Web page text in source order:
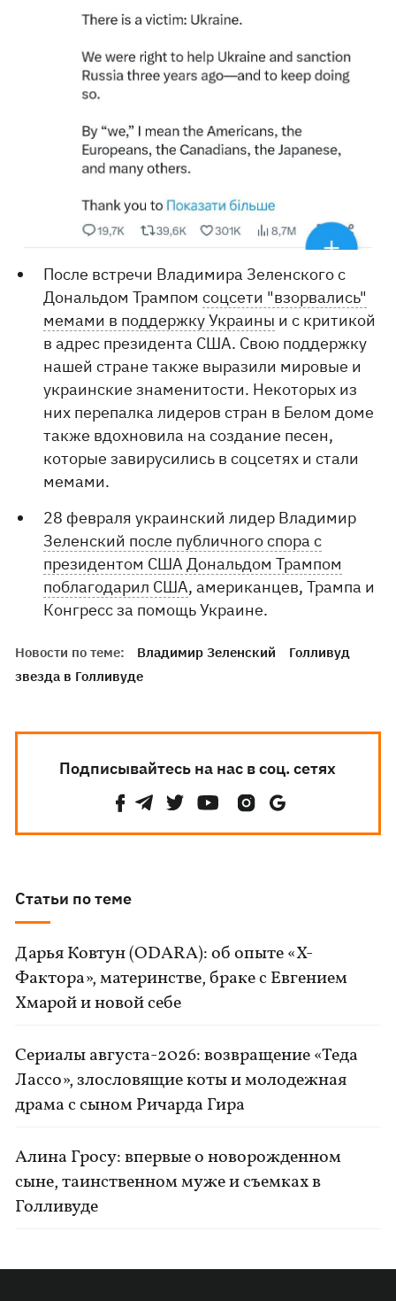
После встречи Владимира Зеленского с
Дональдом Трампомсоцсети "взорвались"
мемами в поддержку Украины и с критикой
в адрес президента США. Свою поддержку
нашей стране также выразили мировые и
украинские знаменитости. Некоторых из
них перепалка лидеров стран в Белом доме
также вдохновила на создание песен,
которые завирусились в соцсетях и стали
мемами.
28 февраля украинский лидер Владимир
Зеленский после публичного спора с
президентом США Дональдом Трампом
поблагодарил США, американцев, Трампа и
Конгресс за помощь Украине.
Новости по теме: Владимир Зеленский
Голливуд
звезда в Голливуде
Подписывайтесь на нас в соц. сетях
Статьи по теме
Дарья Ковтун (ODARA): об опыте «Х-
Фактора», материнстве, браке с Евгением
Хмарой и новой себе
Сериалы августа-2026: возвращение «Теда
Лассо», злословящие коты и молодежная
драма с сыном Ричарда Гира
Алина Гросу: впервые о новорожденном
сыне, таинственном муже и съемках в
Голливуде